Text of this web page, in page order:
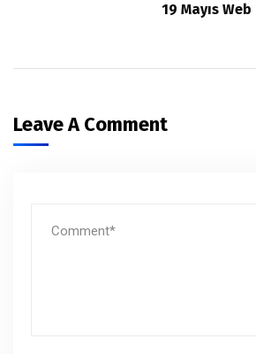
19 Mayıs
Leave A Comment